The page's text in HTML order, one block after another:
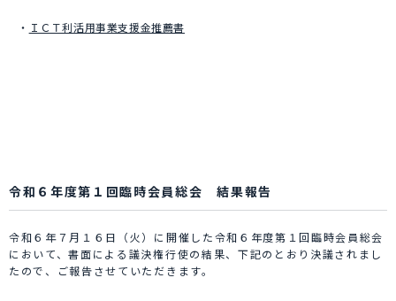
・ ＩＣＴ利活用事業支援金推薦書
令和６年度第１回臨時会員総会 結果報告
令和６年７月１６日（火）に開催した令和６年度第１回臨時会員総会
において、書面による議決権行使の結果、下記のとおり決議されまし
たので、ご報告させていただきます。